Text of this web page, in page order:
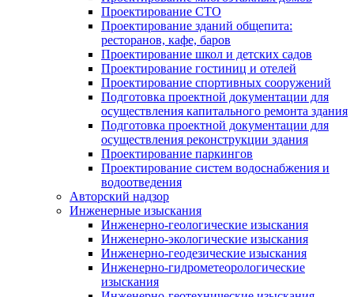
Проектирование СТО
Проектирование зданий общепита:
ресторанов, кафе, баров
Проектирование школ и детских садов
Проектирование гостиниц и отелей
Проектирование спортивных сооружений
Подготовка проектной документации для
осуществления капитального ремонта здания
Подготовка проектной документации для
осуществления реконструкции здания
Проектирование паркингов
Проектирование систем водоснабжения и
водоотведения
Авторский надзор
Инженерные изыскания
Инженерно-геологические изыскания
Инженерно-экологические изыскания
Инженерно-геодезические изыскания
Инженерно-гидрометеорологические
изыскания